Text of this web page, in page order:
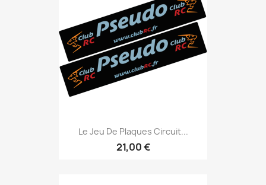
Le Jeu De Plaques Circuit...
21,00 €